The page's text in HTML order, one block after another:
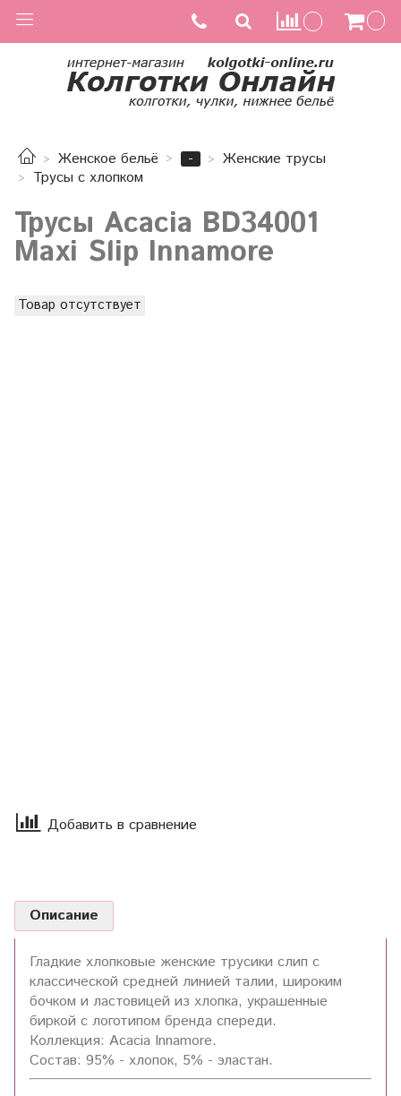
Женское бельё -
Женские трусы
Трусы с хлопком
Трусы Acacia BD34001
Maxi Slip Innamore
Товар отсутствует
Добавить в сравнение
Описание
Гладкие хлопковые женские трусики слип с
классической средней линией талии, широким
бочком и ластовицей из хлопка, украшенные
биркой с логотипом бренда спереди.
Коллекция: Acacia Innamore.
Состав: 95% - хлопок, 5% - эластан.